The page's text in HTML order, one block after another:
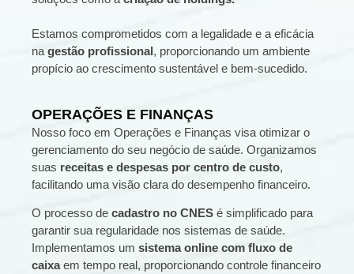
Estamos comprometidos com a legalidade e a eficácia
na gestão profissional, proporcionando um ambiente
propício ao crescimento sustentável e bem-sucedido.
OPERAÇÕES E FINANÇAS
Nosso foco em Operações e Finanças visa otimizar o
gerenciamento do seu negócio de saúde. Organizamos
suas receitas e despesas por centro de custo,
facilitando uma visão clara do desempenho financeiro.
O processo de cadastro no CNES é simplificado para
garantir sua regularidade nos sistemas de saúde.
Implementamos um sistema online com fluxo de
caixaem tempo real, proporcionando controle financeiro